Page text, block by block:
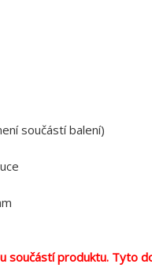
součástí balení)
součástí produktu. Tyto